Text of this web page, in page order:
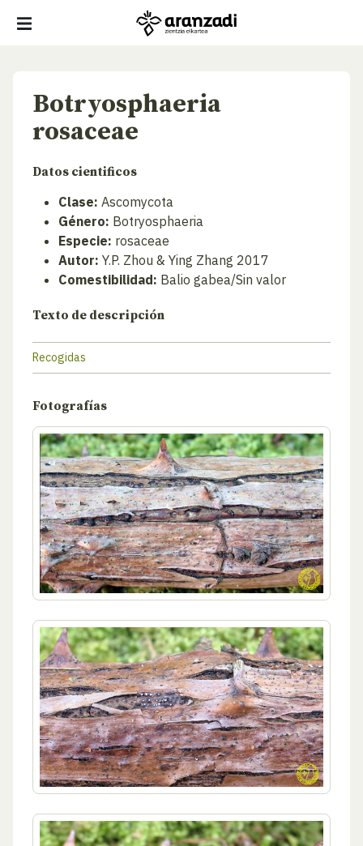
Botryosphaeria
rosaceae
Datos cientificos
Clase: Ascomycota
Género: Botryosphaeria
Especie: rosaceae
Autor: Y.P. Zhou & Ying Zhang 2017
Comestibilidad: Balio gabea/Sin valor
Texto de descripción
Recogidas
Fotografías